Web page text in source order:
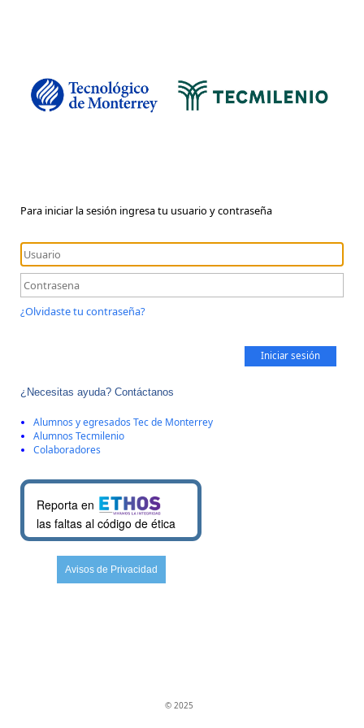
Para iniciar la sesión ingresa tu usuario y contraseña
¿Olvidaste tu contraseña?
Iniciar sesión
¿Necesitas ayuda? Contáctanos
Alumnos y egresados Tec de Monterrey
Alumnos Tecmilenio
Colaboradores
Reporta en
las faltas al código de ética
Avisos de Privacidad
© 2025